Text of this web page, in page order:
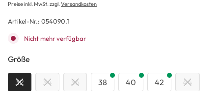
Preise inkl. MwSt. zzgl.Versandkosten
Artikel-Nr.: 054090.1
Nicht mehr verfügbar
Größe
32 34 36 38 40 42 44